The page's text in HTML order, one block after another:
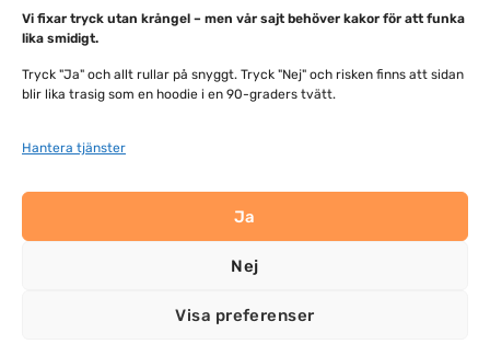
Vi fixar tryck utan krångel – men vår sajt behöver kakor för att funka
lika smidigt.
Tryck "Ja" och allt rullar på snyggt. Tryck "Nej" och risken finns att sidan
blir lika trasig som en hoodie i en 90-graders tvätt.
Hantera tjänster
Ja
Nej
Visa preferenser
Om oss
Våra varumärken